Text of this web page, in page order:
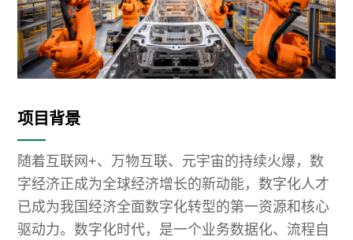
项目背景
随着互联网+、万物互联、元宇宙的持续火爆，数
字经济正成为全球经济增长的新动能，数字化人才
已成为我国经济全面数字化转型的第一资源和核心
驱动力。数字化时代，是一个业务数据化、流程自